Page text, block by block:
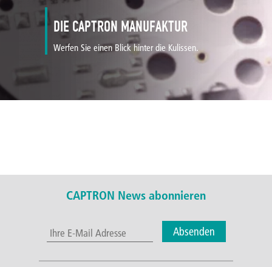
DIE CAPTRON MANUFAKTUR
Werfen Sie einen Blick hinter die Kulissen.
CAPTRON News abonnieren
Absenden